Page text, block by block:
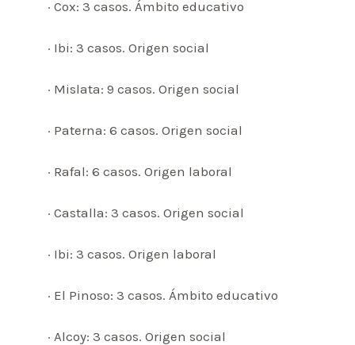
· Cox: 3 casos. Ámbito educativo
· Ibi: 3 casos. Origen social
· Mislata: 9 casos. Origen social
· Paterna: 6 casos. Origen social
· Rafal: 6 casos. Origen laboral
· Castalla: 3 casos. Origen social
· Ibi: 3 casos. Origen laboral
· El Pinoso: 3 casos. Ámbito educativo
· Alcoy: 3 casos. Origen social